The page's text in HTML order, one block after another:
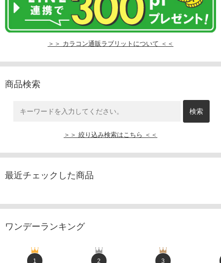
＞＞ カラコン通販ラブリットについて ＜＜
商品検索
＞＞ 絞り込み検索はこちら ＜＜
最近チェックした商品
ワンデーランキング
1 2 3